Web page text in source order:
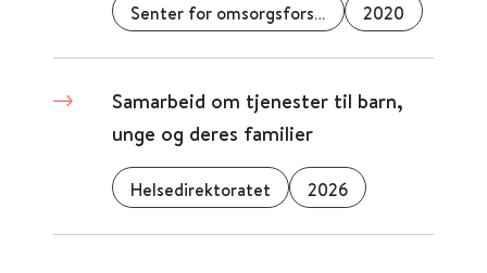
Senter for omsorgsforskning 2020
Samarbeid om tjenester til barn,
unge og deres familier
Helsedirektoratet 2026